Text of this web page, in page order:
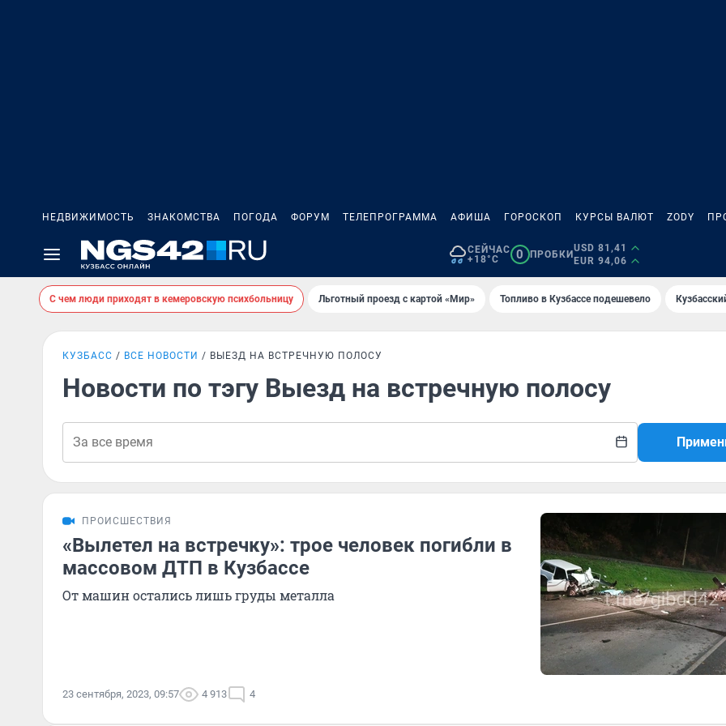
НЕДВИЖИМОСТЬ ЗНАКОМСТВА ПОГОДА ФОРУМ ТЕЛЕПРОГРАММА АФИША ГОРОСКОП КУРСЫ ВАЛЮТ ZODY
СЕЙЧАС
+18°C
0 ПРОБКИ
USD 81,41
EUR 94,06
С чем люди приходят в кемеровскую психбольницу Льготный проезд с картой «Мир» Топливо в Кузбассе подешевело
КУЗБАСС ВСЕ НОВОСТИ ВЫЕЗД НА ВСТРЕЧНУЮ ПОЛОСУ
Новости по тэгу Выезд на встречную полосу
ПРОИСШЕСТВИЯ
«Вылетел на встречку»: трое человек погибли в
массовом ДТП в Кузбассе
От машин остались лишь груды металла
23 сентября, 2023, 09:57 4 913 4